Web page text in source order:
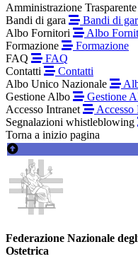
Amministrazione Trasparente
Bandi di gara
Bandi di
Albo Fornitori
Albo
Formazione
Formazione
FAQ
FAQ
Contatti
Contatti
Albo Unico Nazionale
Gestione Albo
Gestione
Accesso Intranet
Accesso
Segnalazioni whistleblowing
Torna a inizio pagina
Federazione Nazionale
Ostetrica